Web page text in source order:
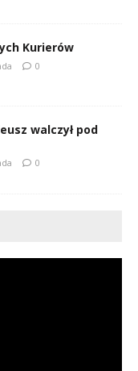
Kurierów
0
walczył pod
0